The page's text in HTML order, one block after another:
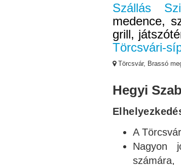
Szállás
medence,
grill,
Törcsvári-
Törcsvár, Brassó
Hegyi
A
Nagyon